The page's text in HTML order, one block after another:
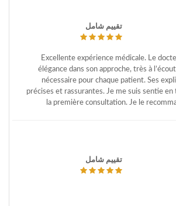
تقييم شامل
Excellente expérience médicale. Le
élégance dans son approche, très à
nécessaire pour chaque patient. Ses
précises et rassurantes. Je me suis sentie en
la première consultation. Je le
تقييم شامل